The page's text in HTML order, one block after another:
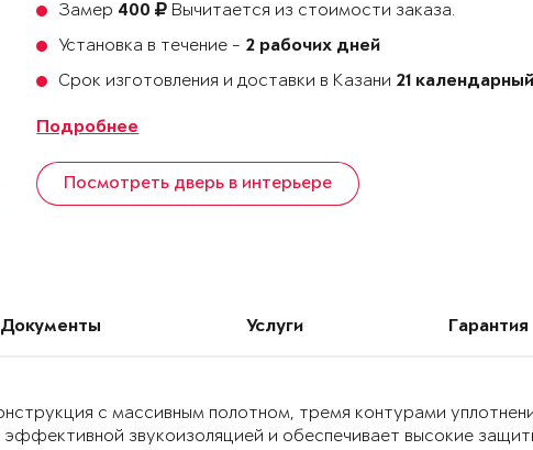
Замер 400
Вычитается из стоимости заказа.
Установка в течение - 2 рабочих дней
Срок изготовления и доставки в Казани 21
Подробнее
Посмотреть дверь в интерьере
Документы Услуги Гарантия
с массивным полотном, тремя контурами
звукоизоляцией и обеспечивает высокие